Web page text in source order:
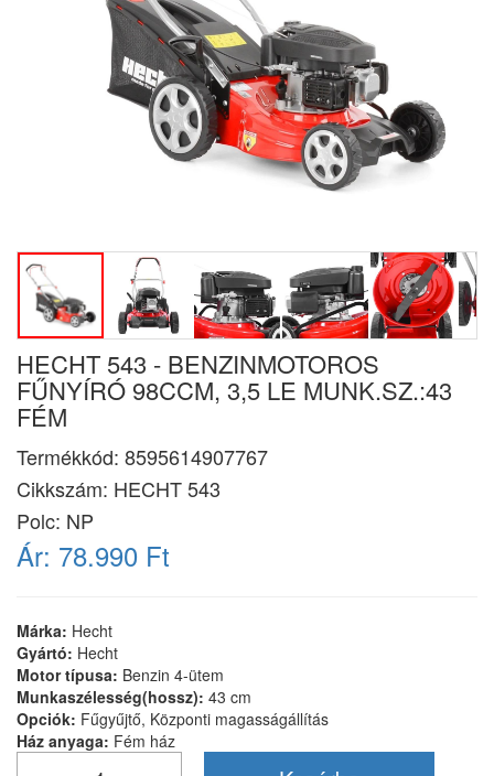
HECHT 543 - BENZINMOTOROS
FŰNYÍRÓ 98CCM, 3,5 LE MUNK.SZ.:43
FÉM
Termékkód: 8595614907767
Cikkszám: HECHT 543
Polc: NP
Ár: 78.990 Ft
Márka: Hecht
Gyártó: Hecht
Motor típusa: Benzin 4-ütem
Munkaszélesség(hossz): 43 cm
Opciók: Fűgyűjtő, Központi magasságállítás
Ház anyaga: Fém ház